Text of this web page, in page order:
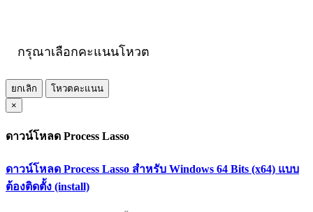
กรุณาเลือกคะแนนโหวต
ยกเลิก
โหวตคะแนน
×
ดาวน์โหลด Process Lasso
ดาวน์โหลด Process Lasso สำหรับ Windows 64 Bits (x64) แบบ
ต้องติดตั้ง (install)